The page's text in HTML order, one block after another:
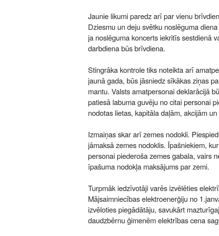
Jaunie likumi paredz arī par vienu
Dziesmu un deju svētku noslēguma
ja noslēguma koncerts iekritīs sestdienā
darbdiena būs brīvdiena.
Stingrāka kontrole tiks noteikta arī
jaunā gada, būs jāsniedz sīkākas ziņas
mantu. Valsts amatpersonai deklarācijā
patiesā labuma guvēju no citai personai
nodotas lietas, kapitāla daļām, akcijām
Izmaiņas skar arī zemes nodokli.
jāmaksā zemes nodoklis. Īpašniekiem,
personai piederoša zemes gabala, vairs
īpašuma nodokļa maksājums par zemi.
Turpmāk iedzīvotāji varēs izvēlēties
Mājsaimniecības elektroenerģiju no
izvēloties piegādātāju, savukārt
daudzbērnu ģimenēm elektrības cena